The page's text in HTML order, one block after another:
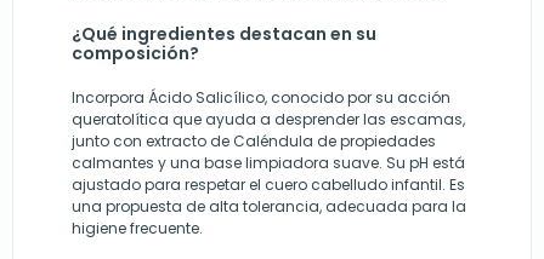
¿Qué ingredientes destacan en su
composición?
Incorpora Ácido Salicílico, conocido por su acción
queratolítica que ayuda a desprender las escamas,
junto con extracto de Caléndula de propiedades
calmantes y una base limpiadora suave. Su pH está
ajustado para respetar el cuero cabelludo infantil. Es
una propuesta de alta tolerancia, adecuada para la
higiene frecuente.